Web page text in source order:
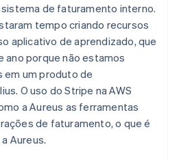
de faturamento interno.
tempo criando recursos
aplicativo de aprendizado, que
porque não estamos
em um produto de
O uso do Stripe na AWS
a Aureus as ferramentas
de faturamento, o que é
Aureus.